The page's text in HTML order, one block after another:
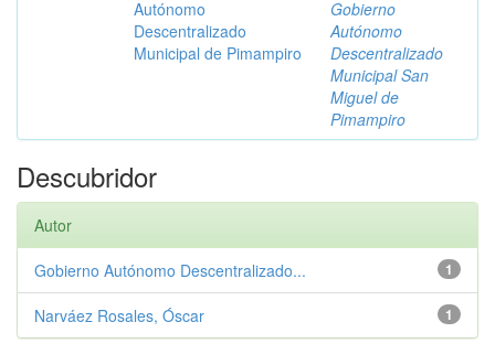
Autónomo
Descentralizado
Municipal de Pimampiro
Gobierno
Autónomo
Descentralizado
Municipal San
Miguel de
Pimampiro
Descubridor
Autor
1
Gobierno Autónomo Descentralizado...
1
Narváez Rosales, Óscar